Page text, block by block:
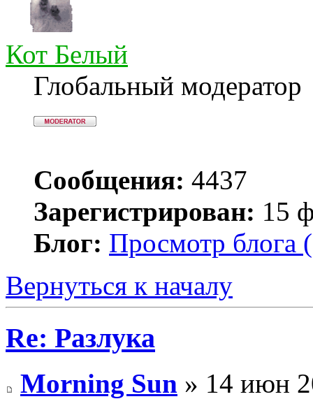
Кот Белый
Глобальный модератор
Сообщения: 4437
Зарегистрирован: 15
Блог: Просмотр блога
Вернуться к началу
Re: Разлука
Morning Sun » 14 июн